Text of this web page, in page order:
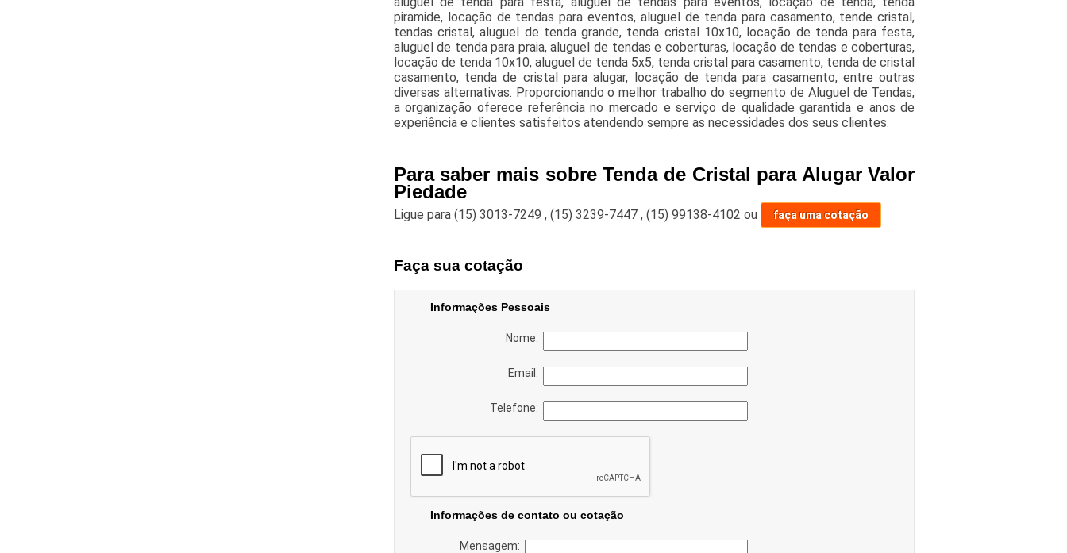
piramide, locação de tendas para eventos, aluguel de tenda para casamento, tende cristal,
tendas cristal, aluguel de tenda grande, tenda cristal 10x10, locação de tenda para festa,
aluguel de tenda para praia, aluguel de tendas e coberturas, locação de tendas e coberturas,
locação de tenda 10x10, aluguel de tenda 5x5, tenda cristal para casamento, tenda de cristal
casamento, tenda de cristal para alugar, locação de tenda para casamento, entre outras
diversas alternativas. Proporcionando o melhor trabalho do segmento de Aluguel de Tendas,
a organização oferece referência no mercado e serviço de qualidade garantida e anos de
experiência e clientes satisfeitos atendendo sempre as necessidades dos seus clientes.
Para saber mais sobre Tenda de Cristal para Alugar Valor
Piedade
Ligue para (15) 3013-7249 , (15) 3239-7447 , (15) 99138-4102 ou faça uma cotação
Faça sua cotação
Informações Pessoais
Nome:
Email:
Telefone:
Informações de contato ou cotação
Mensagem: